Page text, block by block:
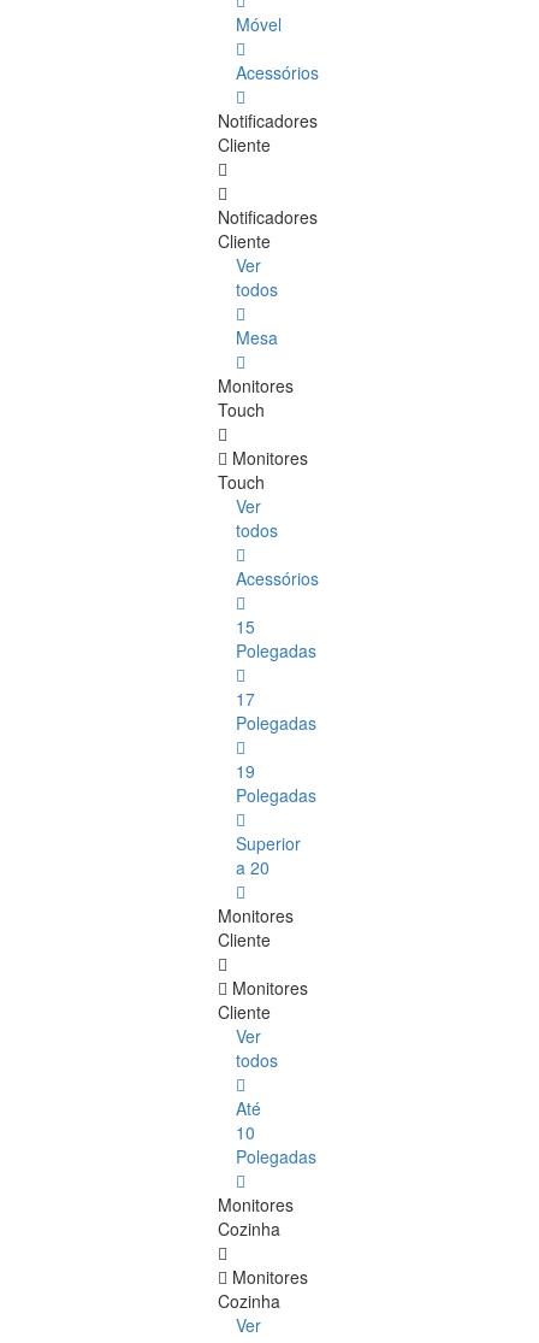
Móvel
Acessórios
Notificadores
Cliente
Notificadores
Cliente
Ver
todos
Mesa
Monitores
Touch
Monitores
Touch
Ver
todos
Acessórios
15
Polegadas
17
Polegadas
19
Polegadas
Superior
a 20
Monitores
Cliente
Monitores
Cliente
Ver
todos
Até
10
Polegadas
Monitores
Cozinha
Monitores
Cozinha
Ver